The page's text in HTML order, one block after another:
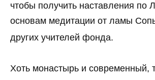
чтобы получить наставления по
основам медитации от ламы
других учителей фонда.
Хоть монастырь и современный,